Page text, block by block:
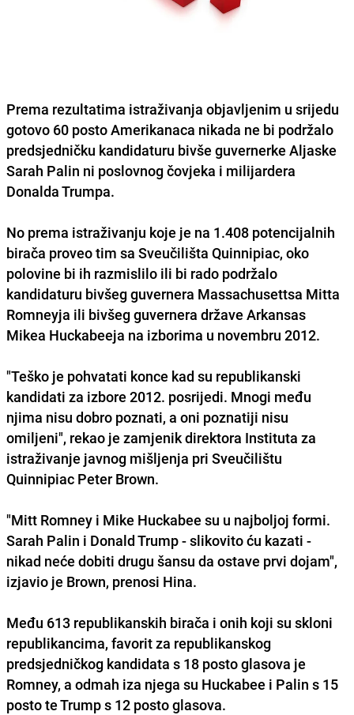
Prema rezultatima istraživanja objavljenim u srijedu
gotovo 60 posto Amerikanaca nikada ne bi podržalo
predsjedničku kandidaturu bivše guvernerke Aljaske
Sarah Palin ni poslovnog čovjeka i milijardera
Donalda Trumpa.
No prema istraživanju koje je na 1.408 potencijalnih
birača proveo tim sa Sveučilišta Quinnipiac, oko
polovine bi ih razmislilo ili bi rado podržalo
kandidaturu bivšeg guvernera Massachusettsa Mitta
Romneyja ili bivšeg guvernera države Arkansas
Mikea Huckabeeja na izborima u novembru 2012.
"Teško je pohvatati konce kad su republikanski
kandidati za izbore 2012. posrijedi. Mnogi među
njima nisu dobro poznati, a oni poznatiji nisu
omiljeni", rekao je zamjenik direktora Instituta za
istraživanje javnog mišljenja pri Sveučilištu
Quinnipiac Peter Brown.
"Mitt Romney i Mike Huckabee su u najboljoj formi.
Sarah Palin i Donald Trump - slikovito ću kazati -
nikad neće dobiti drugu šansu da ostave prvi dojam",
izjavio je Brown, prenosi Hina.
Među 613 republikanskih birača i onih koji su skloni
republikancima, favorit za republikanskog
predsjedničkog kandidata s 18 posto glasova je
Romney, a odmah iza njega su Huckabee i Palin s 15
posto te Trump s 12 posto glasova.